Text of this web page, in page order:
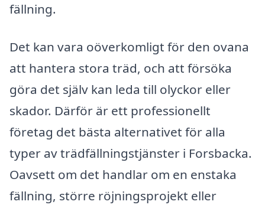
fällning.
Det kan vara oöverkomligt för den ovana
att hantera stora träd, och att försöka
göra det själv kan leda till olyckor eller
skador. Därför är ett professionellt
företag det bästa alternativet för alla
typer av trädfällningstjänster i Forsbacka.
Oavsett om det handlar om en enstaka
fällning, större röjningsprojekt eller